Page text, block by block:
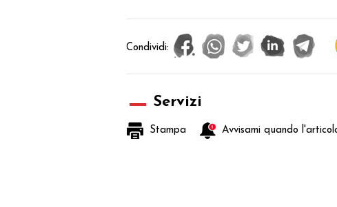
Condividi:
Servizi
Stampa Avvisami quando